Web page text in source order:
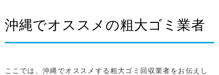
沖縄でオススメの粗大ゴミ業者
ここでは、沖縄でオススメする粗大ゴミ回収業者をお伝えし